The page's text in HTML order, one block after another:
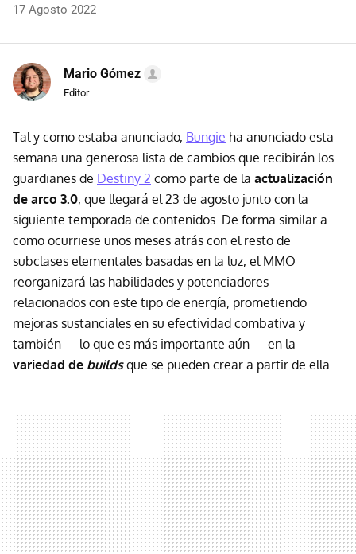
17 Agosto 2022
Mario Gómez
Editor
Tal y como estaba anunciado, Bungie ha anunciado esta
semana una generosa lista de cambios que recibirán los
guardianes de Destiny 2 como parte de la actualización
de arco 3.0, que llegará el 23 de agosto junto con la
siguiente temporada de contenidos. De forma similar a
como ocurriese unos meses atrás con el resto de
subclases elementales basadas en la luz, el MMO
reorganizará las habilidades y potenciadores
relacionados con este tipo de energía, prometiendo
mejoras sustanciales en su efectividad combativa y
también —lo que es más importante aún— en la
variedad de builds que se pueden crear a partir de ella.